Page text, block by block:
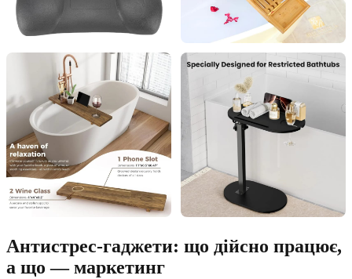
Антистрес-гаджети: що дійсно працює,
а що — маркетинг